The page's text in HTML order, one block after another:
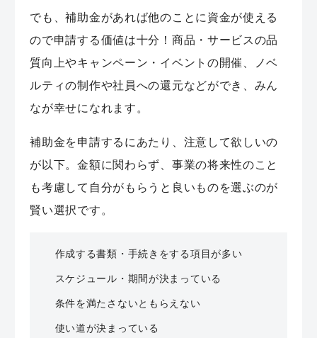
でも、補助金があれば他のことに資金が使える
ので申請する価値は十分！商品・サービスの品
質向上やキャンペーン・イベントの開催、ノベ
ルティの制作や社員への還元などができ、みん
なが幸せになれます。
補助金を申請するにあたり、注意して欲しいの
が以下。金額に関わらず、事業の将来性のこと
も考慮して自分がもらうと良いものを選ぶのが
賢い選択です。
作成する書類・手続きをする項目が多い
スケジュール・期間が決まっている
条件を満たさないともらえない
使い道が決まっている